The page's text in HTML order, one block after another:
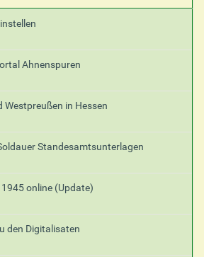
Ahnenspuren
Westpreußen in Hessen
Standesamtsunterlagen
online (Update)
den Digitalisaten